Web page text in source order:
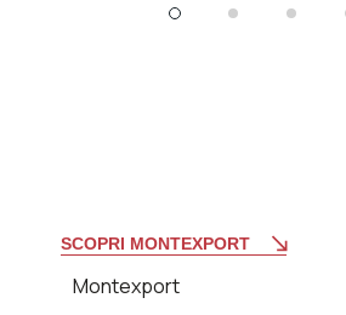
SCOPRI MONTEXPORT
Montexport